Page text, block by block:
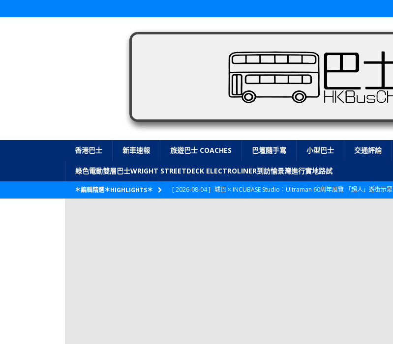
香港巴士 新車速報 旅遊巴士 COACHES 巴壇隨手寫 小型巴士 交通評論
綠色電動雙層巴士WRIGHT STREETDECK ELECTROLINER到訪愉景灣進行實地路試
＊編輯精選＊HIGHLIGHTS＊ [ 2026-08-04 ] 城巴 × INCUBASE Studio：Ultraman 60周年展覽 「超人」遊街示眾